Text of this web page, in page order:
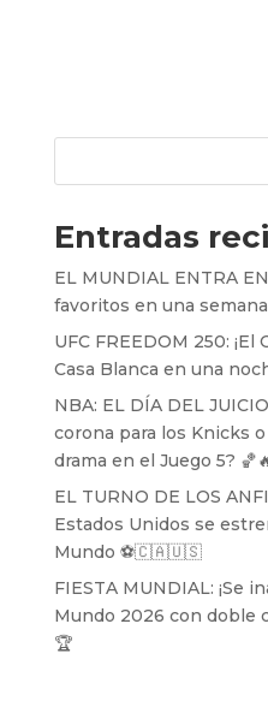
Entradas
EL MUNDIAL ENTRA
favoritos en una
UFC FREEDOM 250:
Casa Blanca en una
NBA: EL DÍA DEL
corona para los Knicks
drama en el Juego 5?
EL TURNO DE LOS
Estados Unidos se
Mundo ⚽️🇨🇦🇺🇸
FIESTA MUNDIAL: ¡Se
Mundo 2026 con doble
🏆